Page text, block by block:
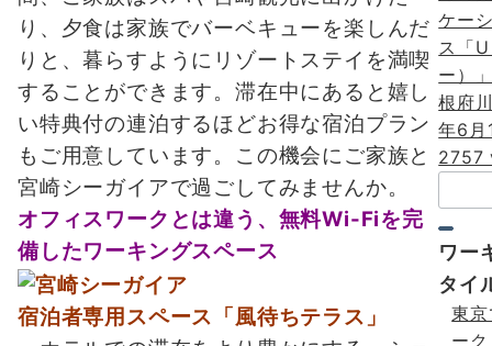
り、夕食は家族でバーベキューを楽しんだ
りと、暮らすようにリゾートステイを満喫
することができます。滞在中にあると嬉し
い特典付の連泊するほどお得な宿泊プラン
もご用意しています。この機会にご家族と
宮崎シーガイアで過ごしてみませんか。
オフィスワークとは違う、無料Wi-Fiを完
備したワーキングスペース
宿泊者専用スペース「風待ちテラス」
ケー
ス「
ー）
根府
年6月
2757
索：
ワー
タイ
東
ー